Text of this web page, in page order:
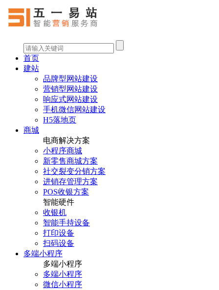
首页
建站
品牌型网站建设
营销型网站建设
响应式网站建设
手机微信网站建设
H5落地页
商城
电商解决方案
小程序商城
新零售商城方案
社交裂变分销方案
进销存管理方案
POS收银方案
智能硬件
收银机
智能手持设备
打印设备
扫码设备
多端小程序
多端小程序
多端小程序
微信小程序